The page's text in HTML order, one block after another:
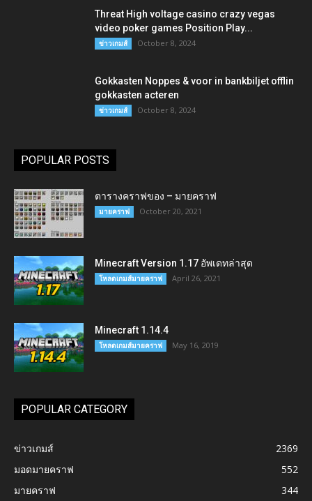
Threat High voltage casino crazy vegas
video poker games Position Play...
ข่าวเกมส์ October 8, 2024
Gokkasten Noppes & voor in bankbiljet offlin
gokkasten acteren
ข่าวเกมส์ October 8, 2024
POPULAR POSTS
ตารางคราฟของ – มายคราฟ
มายคราฟ October 20, 2021
Minecraft Version 1.17 อัพเดทล่าสุด
โหลดเกมส์มายคราฟ April 26, 2021
Minecraft 1.14.4
โหลดเกมส์มายคราฟ May 16, 2019
POPULAR CATEGORY
ข่าวเกมส์
2369
มอดมายคราฟ
552
มายคราฟ
344